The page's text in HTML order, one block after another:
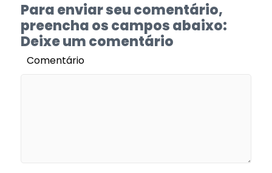
Para enviar seu comentário,
preencha os campos abaixo:
Deixe um comentário
Comentário